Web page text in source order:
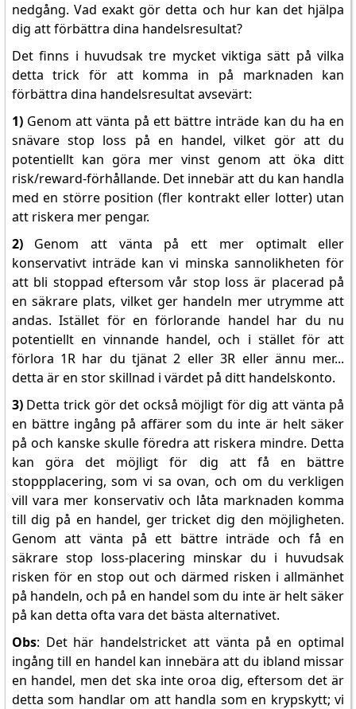
nedgång. Vad exakt gör detta och hur kan det hjälpa
dig att förbättra dina handelsresultat?
Det finns i huvudsak tre mycket viktiga sätt på vilka
detta trick för att komma in på marknaden kan
förbättra dina handelsresultat avsevärt:
1) Genom att vänta på ett bättre inträde kan du ha en
snävare stop loss på en handel, vilket gör att du
potentiellt kan göra mer vinst genom att öka ditt
risk/reward-förhållande. Det innebär att du kan handla
med en större position (fler kontrakt eller lotter) utan
att riskera mer pengar.
2)Genom att vänta på ett mer optimalt eller
konservativt inträde kan vi minska sannolikheten för
att bli stoppad eftersom vår stop loss är placerad på
en säkrare plats, vilket ger handeln mer utrymme att
andas. Istället för en förlorande handel har du nu
potentiellt en vinnande handel, och i stället för att
förlora 1R har du tjänat 2 eller 3R eller ännu mer...
detta är en stor skillnad i värdet på ditt handelskonto.
3)Detta trick gör det också möjligt för dig att vänta på
en bättre ingång på affärer som du inte är helt säker
på och kanske skulle föredra att riskera mindre. Detta
kan göra det möjligt för dig att få en bättre
stoppplacering, som vi sa ovan, och om du verkligen
vill vara mer konservativ och låta marknaden komma
till dig på en handel, ger tricket dig den möjligheten.
Genom att vänta på ett bättre inträde och få en
säkrare stop loss-placering minskar du i huvudsak
risken för en stop out och därmed risken i allmänhet
på handeln, och på en handel som du inte är helt säker
på kan detta ofta vara det bästa alternativet.
Obs: Det här handelstricket att vänta på en optimal
ingång till en handel kan innebära att du ibland missar
en handel, men det ska inte oroa dig, eftersom det är
detta som handlar om att handla som en krypskytt; vi